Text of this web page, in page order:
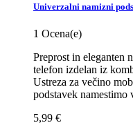
Univerzalni namizni
1 Ocena(e)
Preprost in eleganten
telefon izdelan iz
Ustreza za večino
podstavek
5,99 €